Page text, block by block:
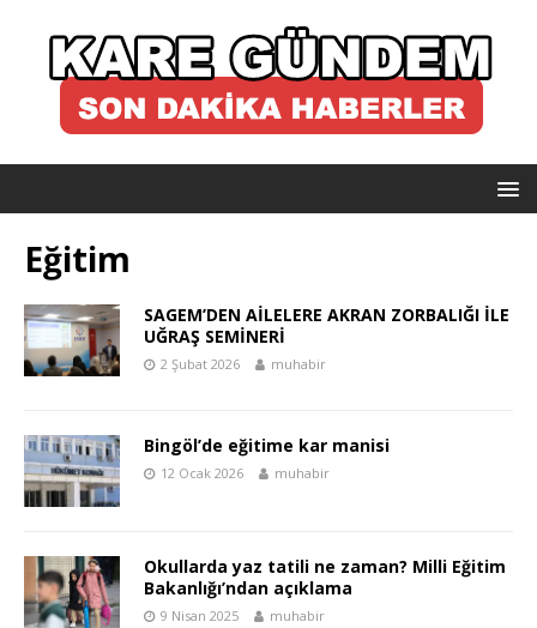
Eğitim
SAGEM’DEN AİLELERE AKRAN ZORBALIĞI İLE
UĞRAŞ SEMİNERİ
2 Şubat 2026 muhabir
Bingöl’de eğitime kar manisi
12 Ocak 2026 muhabir
Okullarda yaz tatili ne zaman? Milli Eğitim
Bakanlığı’ndan açıklama
9 Nisan 2025 muhabir